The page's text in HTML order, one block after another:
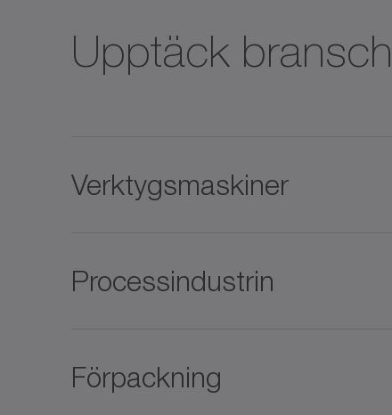
Upptäck
Verktygsmaskiner
Processindustrin
Förpackning